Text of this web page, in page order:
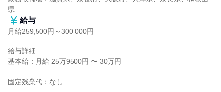
県
給与
月給259,500円～300,000円
給与詳細
基本給：月給 25万9500円 〜 30万円
固定残業代：なし